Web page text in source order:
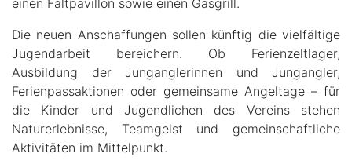
Die neuen Anschaffungen sollen künftig die vielfältige
Jugendarbeit bereichern. Ob Ferienzeltlager,
Ausbildung der Junganglerinnen und Jungangler,
Ferienpassaktionen oder gemeinsame Angeltage – für
die Kinder und Jugendlichen des Vereins stehen
Naturerlebnisse, Teamgeist und gemeinschaftliche
Aktivitäten im Mittelpunkt.